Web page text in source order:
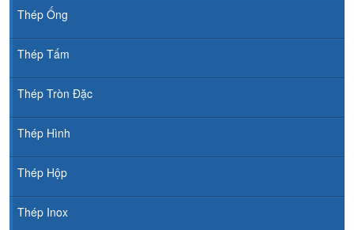
Thép Ống
Thép Tấm
Thép Tròn Đặc
Thép Hình
Thép Hộp
Thép Inox